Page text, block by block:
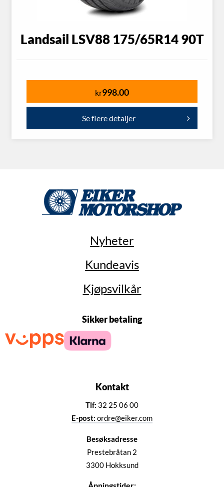
Landsail LSV88 175/65R14 90T
kr998.00
Se flere detaljer
Nyheter
Kundeavis
Kjøpsvilkår
Sikker betaling
Kontakt
Tlf: 32 25 06 00
E-post: ordre@eiker.com
Besøksadresse
Prestebråtan 2
3300 Hokksund